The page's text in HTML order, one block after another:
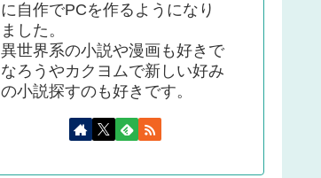
に自作でPCを作るようになり
ました。
異世界系の小説や漫画も好きで
なろうやカクヨムで新しい好み
の小説探すのも好きです。